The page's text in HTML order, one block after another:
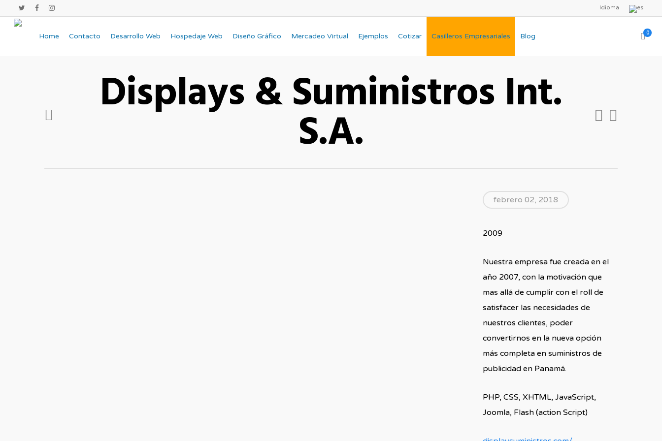
Idioma
Home Contacto Desarrollo Web Hospedaje Web Diseño Gráfico Mercadeo Virtual Ejemplos Cotizar Casilleros Empresariales Blog 0
Displays & Suministros Int.
S.A.
febrero 02, 2018
2009
Nuestra empresa fue creada en el
año 2007, con la motivación que
mas allá de cumplir con el roll de
satisfacer las necesidades de
nuestros clientes, poder
convertirnos en la nueva opción
más completa en suministros de
publicidad en Panamá.
PHP, CSS, XHTML, JavaScript,
Joomla, Flash (action Script)